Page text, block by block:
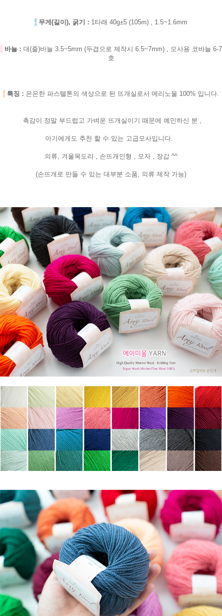
- 무게(길이), 굵기 : 1타래 40g±5 (105m) , 1.5~1.6mm
- 바늘 : 대(줄)바늘 3.5~5mm (두겹으로 제작시 6.5~7mm) , 모사용 코바늘 6-7
호
- 특징 : 은은한 파스텔톤의 색상으로 된 뜨개실로서 메리노울 100% 입니다.
촉감이 정말 부드럽고 가벼운 뜨개실이기 때문에 예민하신 분 ,
아기에게도 추천 할 수 있는 고급모사입니다.
의류, 겨울목도리 , 손뜨개인형 , 모자 , 장갑 ^^
(손뜨개로 만들 수 있는 대부분 소품, 의류 제작 가능)